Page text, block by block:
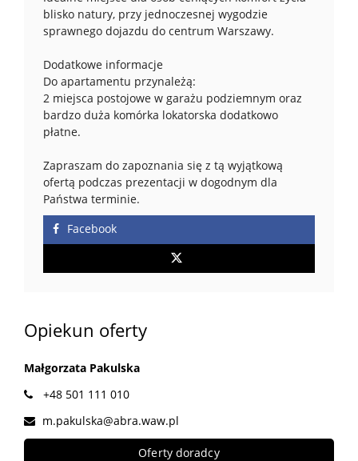
blisko natury, przy jednoczesnej wygodzie
sprawnego dojazdu do centrum Warszawy.
Dodatkowe informacje
Do apartamentu przynależą:
2 miejsca postojowe w garażu podziemnym oraz
bardzo duża komórka lokatorska dodatkowo
płatne.
Zapraszam do zapoznania się z tą wyjątkową
ofertą podczas prezentacji w dogodnym dla
Państwa terminie.
Facebook
Opiekun oferty
Małgorzata Pakulska
+48 501 111 010
m.pakulska@abra.waw.pl
Oferty doradcy